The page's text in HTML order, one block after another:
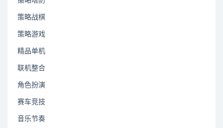
策略战棋
策略游戏
精品单机
联机整合
角色扮演
赛车竞技
音乐节奏